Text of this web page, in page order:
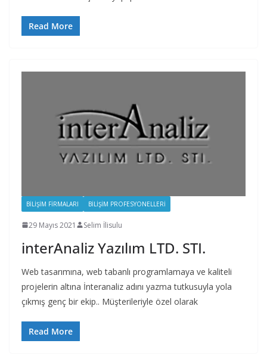
Read More
BILIŞIM FIRMALARI BILIŞIM PROFESYONELLERI
29 Mayıs 2021 Selim İlisulu
interAnaliz Yazılım LTD. STI.
Web tasarımına, web tabanlı programlamaya ve kaliteli
projelerin altına İnteranaliz adını yazma tutkusuyla yola
çıkmış genç bir ekip.. Müşterileriyle özel olarak
Read More